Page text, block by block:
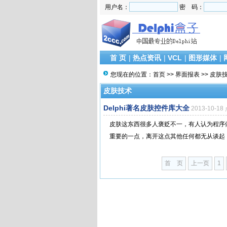
用户名： 密 码：
首 页 | 热点资讯 | VCL | 图形媒体 |
您现在的位置： 首页 >> 界面报表 >> 皮肤
皮肤技术
Delphi著名皮肤控件库大全 2013-10-18
皮肤这东西很多人褒贬不一，有人认为程
重要的一点，离开这点其他任何都无从谈
首 页 上一页 1